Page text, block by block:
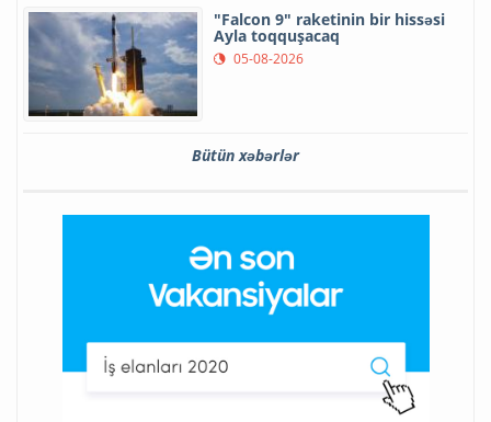
"Falcon 9" raketinin bir hissəsi
Ayla toqquşacaq
05-08-2026
Bütün xəbərlər